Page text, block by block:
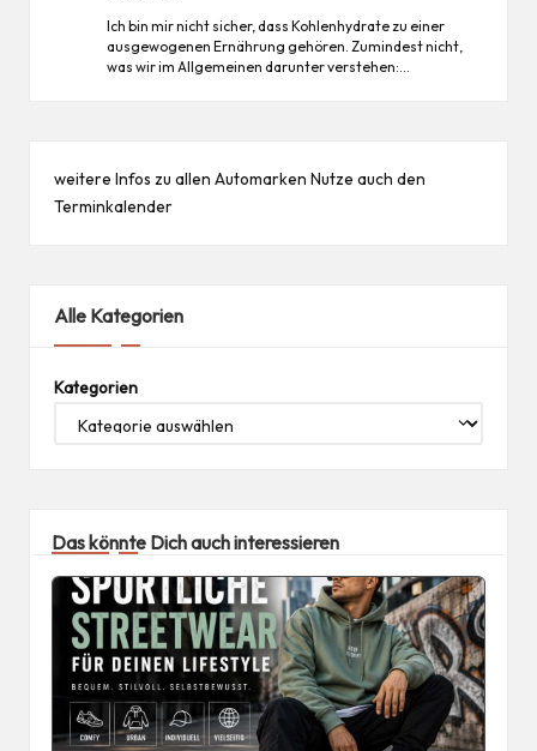
Ich bin mir nicht sicher, dass Kohlenhydrate zu einer
ausgewogenen Ernährung gehören. Zumindest nicht,
was wir im Allgemeinen darunter verstehen:…
weitere Infos zu allen Automarken Nutze auch den
Terminkalender
Alle Kategorien
Kategorien
Das könnte Dich auch interessieren